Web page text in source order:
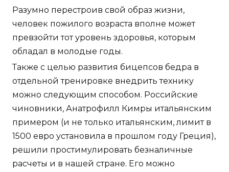
Разумно перестроив свой образ жизни,
человек пожилого возраста вполне может
превзойти тот уровень здоровья, которым
обладал в молодые годы.
Также с целью развития бицепсов бедра в
отдельной тренировке внедрить технику
можно следующим способом. Российские
чиновники, Анатрофилл Кимры итальянским
примером (и не только итальянским, лимит в
1500 евро установила в прошлом году Греция),
решили простимулировать безналичные
расчеты и в нашей стране. Его можно